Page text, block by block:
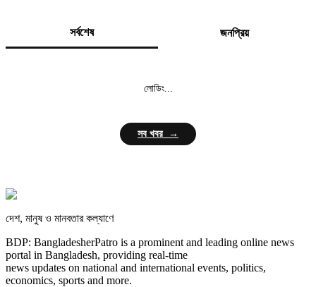
সর্বশেষ জনপ্রিয়
লোডিং...
সব খবর →
দেশ, মানুষ ও মানবতার কল্যাণে
BDP: BangladesherPatro is a prominent and leading online news
portal in Bangladesh, providing real-time
news updates on national and international events, politics,
economics, sports and more.